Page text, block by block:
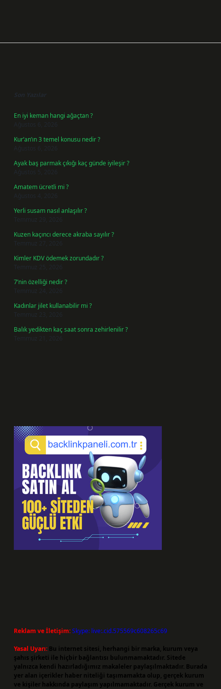
Son Yazılar
En iyi keman hangi ağaçtan ?
Ağustos 6, 2026
Kur’an’ın 3 temel konusu nedir ?
Ağustos 6, 2026
Ayak baş parmak çıkığı kaç günde iyileşir ?
Ağustos 5, 2026
Amatem ücretli mi ?
Ağustos 4, 2026
Yerli susam nasıl anlaşılır ?
Temmuz 29, 2026
Kuzen kaçıncı derece akraba sayılır ?
Temmuz 27, 2026
Kimler KDV ödemek zorundadır ?
Temmuz 25, 2026
7’nin özelliği nedir ?
Temmuz 24, 2026
Kadınlar jilet kullanabilir mi ?
Temmuz 23, 2026
Balık yedikten kaç saat sonra zehirlenilir ?
Temmuz 21, 2026
Reklam ve İletişim:Skype: live:.cid.575569c608265c69
Yasal Uyarı: Bu internet sitesi, herhangi bir marka, kurum veya
şahıs şirketi ile hiçbir bağlantısı bulunmamaktadır. Sitede
yalnızca kendi hazırladığımız makaleler paylaşılmaktadır. Burada
yer alan içerikler haber niteliği taşımamakta olup, gerçek kurum
ve kişiler hakkında paylaşım yapılmamaktadır. Gerçek kurum ve